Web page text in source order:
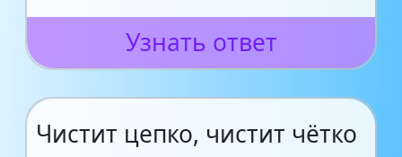
Узнать ответ
Чистит цепко, чистит чётко